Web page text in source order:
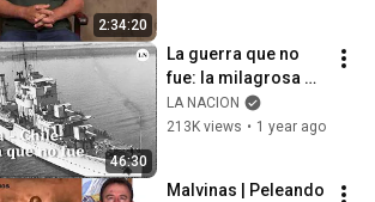
2:34:20
46:30
La guerra que no
fue: la milagrosa
mediación Papal
entre Argentina y
LA NACION
213K views • 1 year ago
Malvinas | Peleando